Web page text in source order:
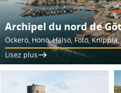
Archipel du nord de
Öckerö, Hönö, Hälsö, Fotö,
Lisez plus